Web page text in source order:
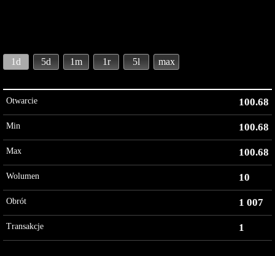
1d 5d 1m 1r 5l max
Otwarcie 100.68
Min 100.68
Max 100.68
Wolumen 10
Obrót 1 007
Transakcje 1